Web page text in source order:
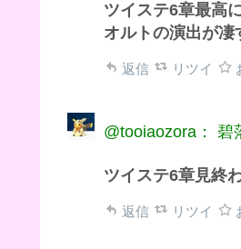
ツイステ6章最高
オルトの演出が凄
返信 リツイ
@tooiaozora： 碧
ツイステ6章見終
返信 リツイ